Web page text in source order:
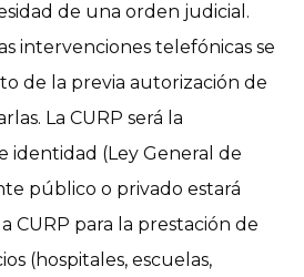
de una orden judicial.
intervenciones telefónicas se
de la previa autorización de
La CURP será la
identidad (Ley General de
público o privado estará
CURP para la prestación de
(hospitales, escuelas,